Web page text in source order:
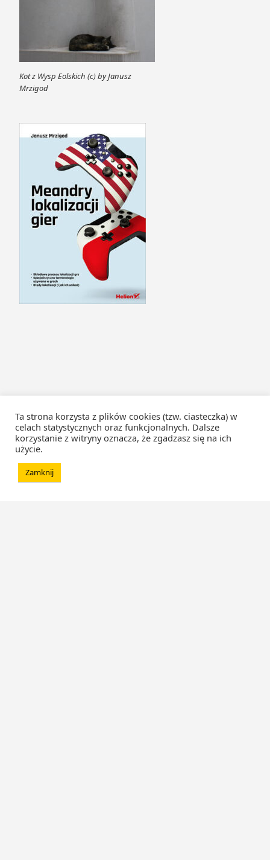
Kot z Wysp Eolskich (c) by Janusz
Mrzigod
Ta strona korzysta z plików cookies (tzw. ciasteczka) w
celach statystycznych oraz funkcjonalnych. Dalsze
korzystanie z witryny oznacza, że zgadzasz się na ich
użycie.
Zamknij